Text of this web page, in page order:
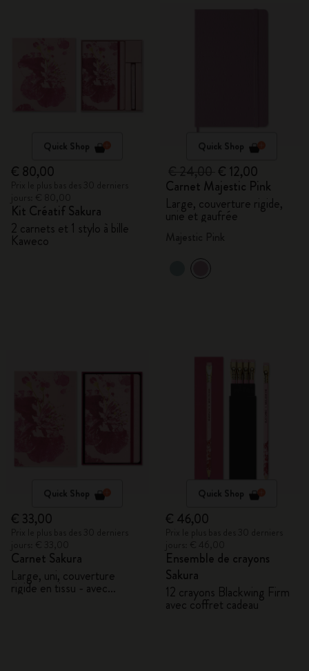
Quick Shop
€ 80,00
Kit Créatif Sakura
2 carnets et 1 stylo à bille
Kaweco
Quick Shop
€ 12,00
Carnet Majestic Pink
Large, couverture rigide,
unie et gaufrée
Quick Shop
€ 33,00
Carnet Sakura
Large, uni, couverture
rigide en tissu - avec
coffret cadeau
Quick Shop
€ 46,00
Ensemble de crayons
Sakura
12 crayons Blackwing Firm
avec coffret cadeau